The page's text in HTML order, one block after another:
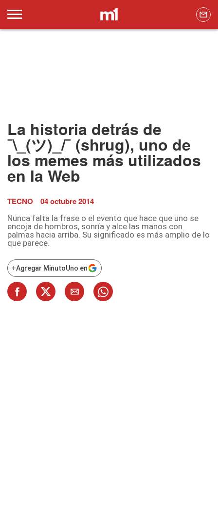
La historia detrás de
¯\_(ツ)_/¯ (shrug), uno de
los memes más utilizados
en la Web
TECNO 04 octubre 2014
Nunca falta la frase o el evento que hace que uno se
encoja de hombros, sonría y alce las manos con
palmas hacia arriba. Su significado es más amplio de lo
que parece.
+Agregar MinutoUno en